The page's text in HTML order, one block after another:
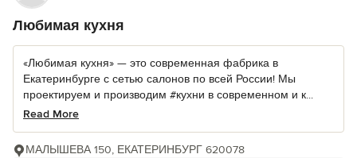
Любимая кухня
«Любимая кухня» — это современная фабрика в
Екатеринбурге с сетью салонов по всей России! Мы
проектируем и производим #кухни в современном и к...
Read More
МАЛЫШЕВА 150, ЕКАТЕРИНБУРГ 620078